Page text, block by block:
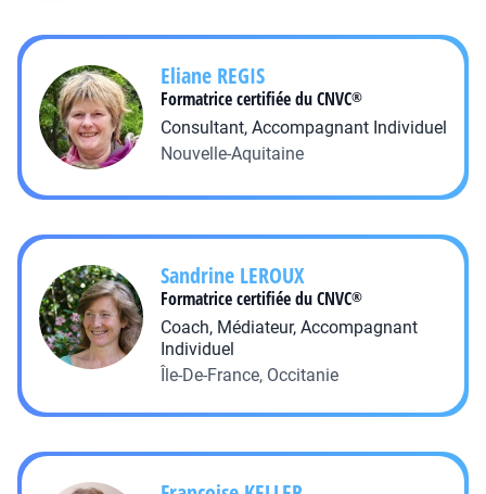
Eliane REGIS
Formatrice certifiée du CNVC®
Consultant, Accompagnant Individuel
Nouvelle-Aquitaine
Sandrine LEROUX
Formatrice certifiée du CNVC®
Coach, Médiateur, Accompagnant
Individuel
Île-De-France, Occitanie